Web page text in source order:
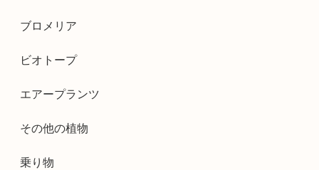
ブロメリア
ビオトープ
エアープランツ
その他の植物
乗り物